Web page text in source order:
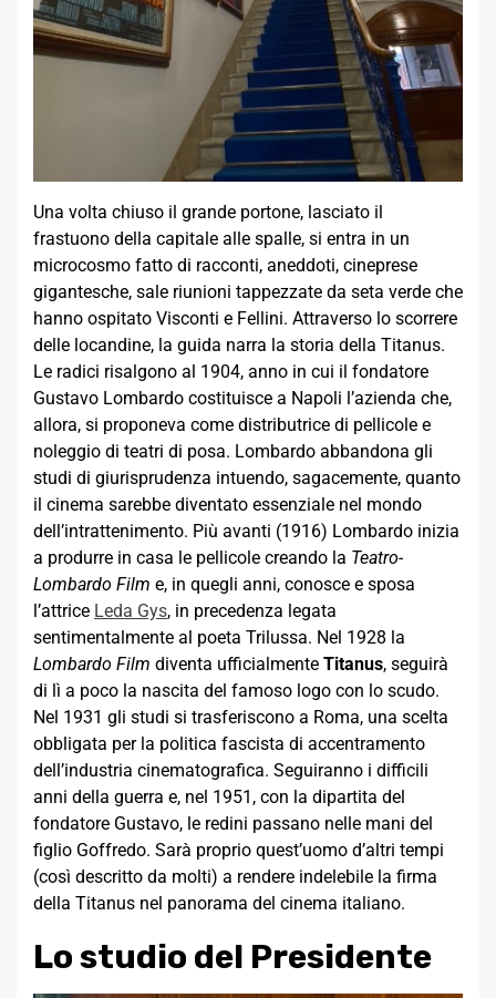
Una volta chiuso il grande portone, lasciato il
frastuono della capitale alle spalle, si entra in un
microcosmo fatto di racconti, aneddoti, cineprese
gigantesche, sale riunioni tappezzate da seta verde che
hanno ospitato Visconti e Fellini. Attraverso lo scorrere
delle locandine, la guida narra la storia della Titanus.
Le radici risalgono al 1904, anno in cui il fondatore
Gustavo Lombardo costituisce a Napoli l’azienda che,
allora, si proponeva come distributrice di pellicole e
noleggio di teatri di posa. Lombardo abbandona gli
studi di giurisprudenza intuendo, sagacemente, quanto
il cinema sarebbe diventato essenziale nel mondo
dell’intrattenimento. Più avanti (1916) Lombardo inizia
a produrre in casa le pellicole creando la Teatro-
Lombardo Film e, in quegli anni, conosce e sposa
l’attrice Leda Gys, in precedenza legata
sentimentalmente al poeta Trilussa. Nel 1928 la
Lombardo Film diventa ufficialmente Titanus, seguirà
di lì a poco la nascita del famoso logo con lo scudo.
Nel 1931 gli studi si trasferiscono a Roma, una scelta
obbligata per la politica fascista di accentramento
dell’industria cinematografica. Seguiranno i difficili
anni della guerra e, nel 1951, con la dipartita del
fondatore Gustavo, le redini passano nelle mani del
figlio Goffredo. Sarà proprio quest’uomo d’altri tempi
(così descritto da molti) a rendere indelebile la firma
della Titanus nel panorama del cinema italiano.
Lo studio del Presidente